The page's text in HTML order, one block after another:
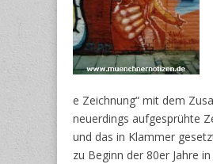
e Zeichnung“ mit dem
neuerdings aufgesprühte
und das in Klammer
zu Beginn der 80er Jahre